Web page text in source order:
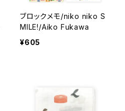
ブロックメモ/niko niko S
MILE!/Aiko Fukawa
¥605